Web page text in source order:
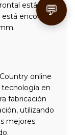
están
está encolada
online
en
fabricación
utilizando
mejores
💬